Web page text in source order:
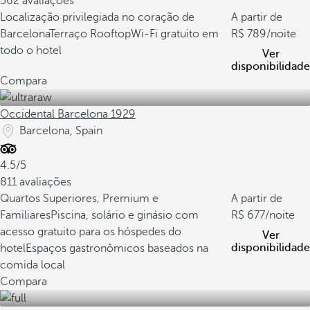
Localização privilegiada no coração de
BarcelonaTerraço RooftopWi-Fi gratuito em
todo o hotel
A partir de
789/noite
Ver
disponibilidade
Compara
Occidental Barcelona 1929
Barcelona, Spain
4.5/5
811 avaliações
Quartos Superiores, Premium e
FamiliaresPiscina, solário e ginásio com
acesso gratuito para os hóspedes do
hotelEspaços gastronômicos baseados na
comida local
A partir de
677/noite
Ver
disponibilidade
Compara